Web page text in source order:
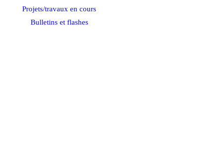
Projets/travaux en cours
Bulletins et flashes